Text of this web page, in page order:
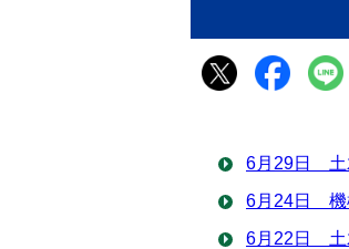
6月29日 土
6月24日 機
6月22日 土